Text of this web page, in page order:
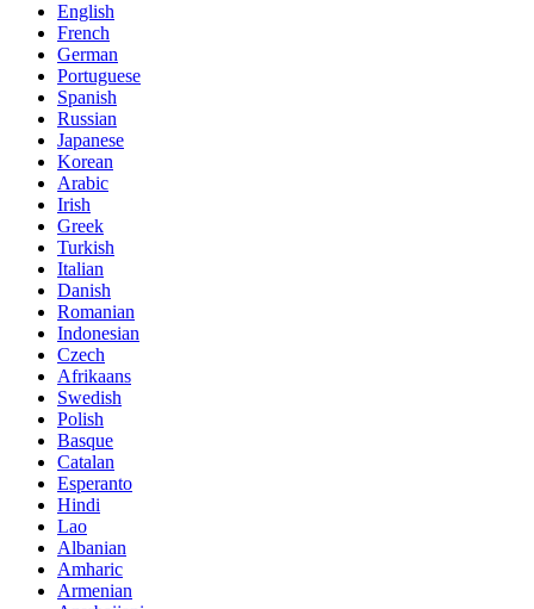
English
French
German
Portuguese
Spanish
Russian
Japanese
Korean
Arabic
Irish
Greek
Turkish
Italian
Danish
Romanian
Indonesian
Czech
Afrikaans
Swedish
Polish
Basque
Catalan
Esperanto
Hindi
Lao
Albanian
Amharic
Armenian